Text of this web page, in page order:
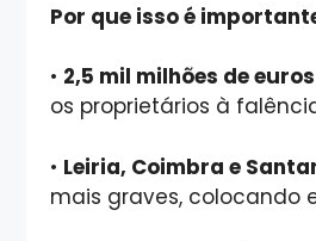
Por que isso é
• 2,5 mil milhões de
os proprietários à
• Leiria, Coimbra e
mais graves, colocando